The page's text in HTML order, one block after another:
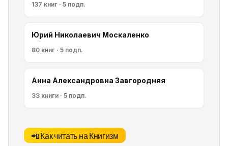
137 книг · 5 подп.
Юрий Николаевич Москаленко
80 книг · 5 подп.
Анна Александровна Завгородняя
33 книги · 5 подп.
📲 Как читать на Книгизм